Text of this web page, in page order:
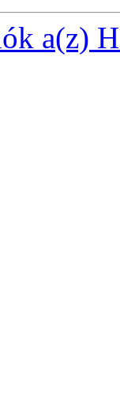
a(z)